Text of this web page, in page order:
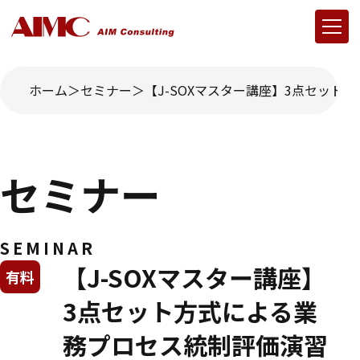
ホーム セミナー 【J-SOXマスター講座】3点セット
セミナー
SEMINAR
【J-SOXマスター講座】
3点セット方式による業
務プロセス統制評価演習
有料